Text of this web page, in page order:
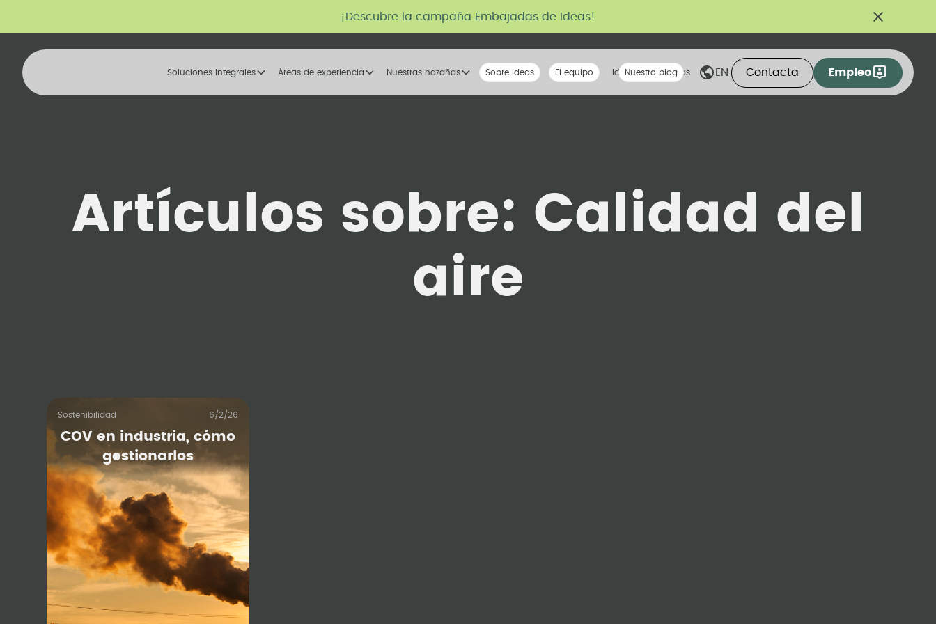
¡Descubre la campaña Embajadas de Ideas!
Soluciones integrales Áreas de experiencia Nuestras hazañas Nuestra voz
Sobre Ideas La tribu
El equipo Ideas compartidas
Nuestro blog EN Contacta Empleo
Artículos sobre: Calidad del
aire
Sostenibilidad 6/2/26
COV en industria, cómo
gestionarlos